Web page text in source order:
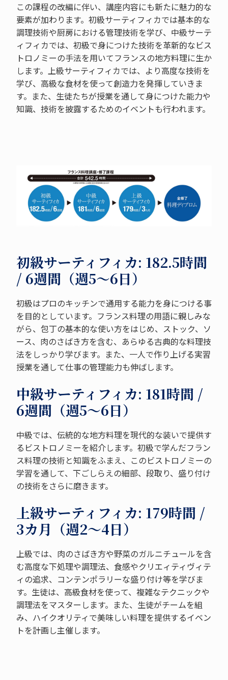
この課程の改編に伴い、講座内容にも新たに魅力的な
要素が加わります。初級サーティフィカでは基本的な
調理技術や厨房における管理技術を学び、中級サーテ
ィフィカでは、初級で身につけた技術を革新的なビス
トロノミーの手法を用いてフランスの地方料理に生か
します。上級サーティフィカでは、より高度な技術を
学び、高級な食材を使って創造力を発揮していきま
す。また、生徒たちが授業を通して身につけた能力や
知識、技術を披露するためのイベントも行われます。
初級サーティフィカ: 182.5時間
/ 6週間（週5～6日）
初級はプロのキッチンで通用する能力を身につける事
を目的としています。フランス料理の用語に親しみな
がら、包丁の基本的な使い方をはじめ、ストック、ソ
ース、肉のさばき方を含む、あらゆる古典的な料理技
法をしっかり学びます。また、一人で作り上げる実習
授業を通して仕事の管理能力も伸ばします。
中級サーティフィカ: 181時間 /
6週間（週5～6日）
中級では、伝統的な地方料理を現代的な装いで提供す
るビストロノミーを紹介します。初級で学んだフラン
ス料理の技術と知識をふまえ、このビストロノミーの
学習を通して、下ごしらえの細部、段取り、盛り付け
の技術をさらに磨きます。
上級サーティフィカ: 179時間 /
3カ月（週2～4日）
上級では、肉のさばき方や野菜のガルニチュールを含
む高度な下処理や調理法、食感やクリエィティヴィテ
ィの追求、コンテンポラリーな盛り付け等を学びま
す。生徒は、高級食材を使って、複雑なテクニックや
調理法をマスターします。また、生徒がチームを組
み、ハイクオリティで美味しい料理を提供するイベン
トを計画し主催します。